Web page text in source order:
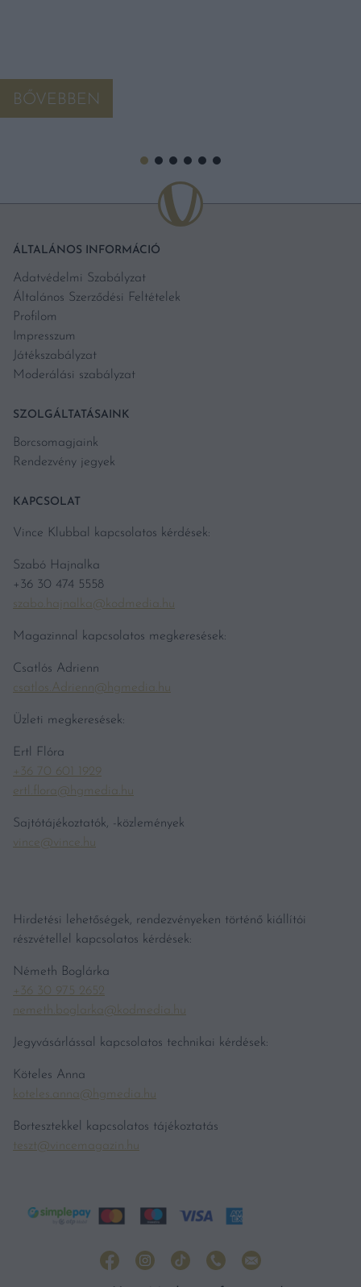
BŐVEBBEN
ÁLTALÁNOS INFORMÁCIÓ
Adatvédelmi Szabályzat
Általános Szerződési Feltételek
Profilom
Impresszum
Játékszabályzat
Moderálási szabályzat
SZOLGÁLTATÁSAINK
Borcsomagjaink
Rendezvény jegyek
KAPCSOLAT
Vince Klubbal kapcsolatos kérdések:
Szabó Hajnalka
+36 30 474 5558
szabo.hajnalka@kodmedia.hu
Magazinnal kapcsolatos megkeresések:
Csatlós Adrienn
csatlos.Adrienn@hgmedia.hu
Üzleti megkeresések:
Ertl Flóra
+36 70 601 1929
ertl.flora@hgmedia.hu
Sajtótájékoztatók, -közlemények
vince@vince.hu
Hirdetési lehetőségek, rendezvényeken történő kiállítói
részvétellel kapcsolatos kérdések:
Németh Boglárka
+36 30 975 2652
nemeth.boglarka@kodmedia.hu
Jegyvásárlással kapcsolatos technikai kérdések:
Köteles Anna
koteles.anna@hgmedia.hu
Bortesztekkel kapcsolatos tájékoztatás
teszt@vincemagazin.hu